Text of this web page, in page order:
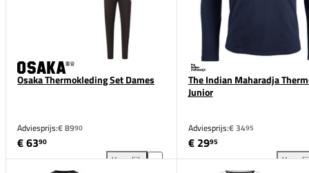
Osaka Thermokleding Set Dames
Adviesprijs:€ 8990
€ 6390
Vergelijk
The Indian Maharadja
Junior
Adviesprijs:€ 3495
€ 2995